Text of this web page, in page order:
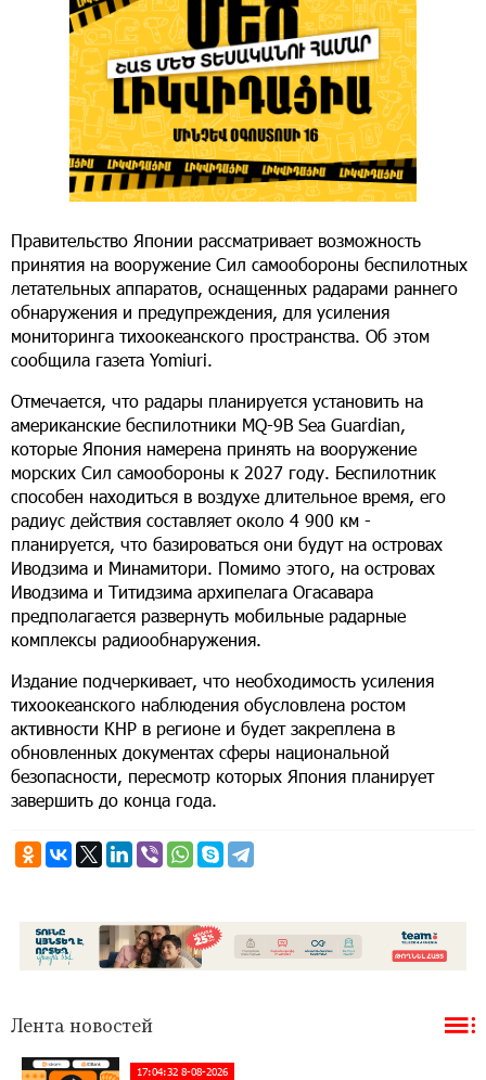
Правительство Японии рассматривает возможность
принятия на вооружение Сил самообороны беспилотных
летательных аппаратов, оснащенных радарами раннего
обнаружения и предупреждения, для усиления
мониторинга тихоокеанского пространства. Об этом
сообщила газета Yomiuri.
Отмечается, что радары планируется установить на
американские беспилотники MQ-9B Sea Guardian,
которые Япония намерена принять на вооружение
морских Сил самообороны к 2027 году. Беспилотник
способен находиться в воздухе длительное время, его
радиус действия составляет около 4 900 км -
планируется, что базироваться они будут на островах
Иводзима и Минамитори. Помимо этого, на островах
Иводзима и Титидзима архипелага Огасавара
предполагается развернуть мобильные радарные
комплексы радиообнаружения.
Издание подчеркивает, что необходимость усиления
тихоокеанского наблюдения обусловлена ростом
активности КНР в регионе и будет закреплена в
обновленных документах сферы национальной
безопасности, пересмотр которых Япония планирует
завершить до конца года.
Лента новостей
17:04:32 8-08-2026